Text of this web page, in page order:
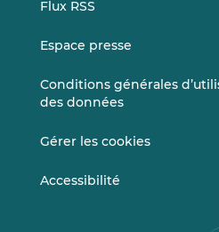
Flux RSS
Espace presse
Conditions générales
des données
Gérer les cookies
Accessibilité